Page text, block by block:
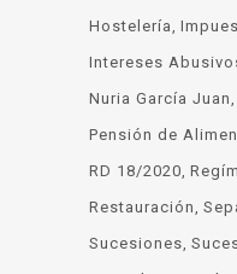
Hostelería
Intereses
Nuria García Juan
Pensión de
RD 18/2020
Restauración
Sucesiones